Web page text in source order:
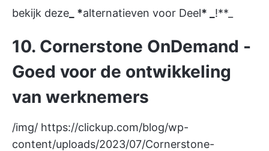
bekijk deze _ *alternatieven voor Deel* _ !**_
10. Cornerstone OnDemand -
Goed voor de ontwikkeling
van werknemers
/img/ https://clickup.com/blog/wp-
content/uploads/2023/07/Cornerstone-